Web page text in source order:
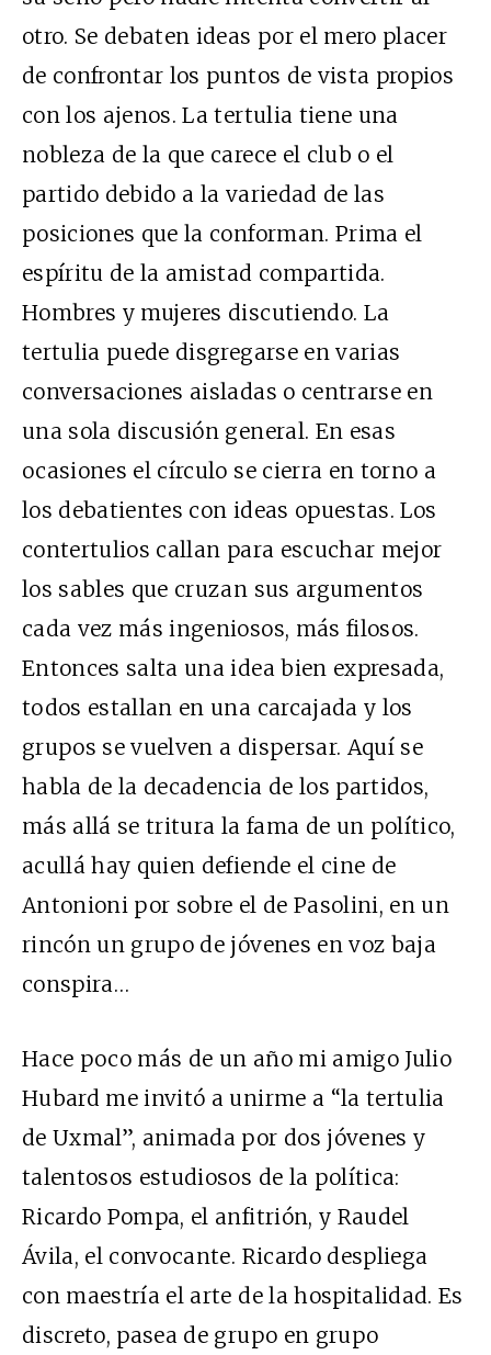
otro. Se debaten ideas por el mero placer
de confrontar los puntos de vista propios
con los ajenos. La tertulia tiene una
nobleza de la que carece el club o el
partido debido a la variedad de las
posiciones que la conforman. Prima el
espíritu de la amistad compartida.
Hombres y mujeres discutiendo. La
tertulia puede disgregarse en varias
conversaciones aisladas o centrarse en
una sola discusión general. En esas
ocasiones el círculo se cierra en torno a
los debatientes con ideas opuestas. Los
contertulios callan para escuchar mejor
los sables que cruzan sus argumentos
cada vez más ingeniosos, más filosos.
Entonces salta una idea bien expresada,
todos estallan en una carcajada y los
grupos se vuelven a dispersar. Aquí se
habla de la decadencia de los partidos,
más allá se tritura la fama de un político,
acullá hay quien defiende el cine de
Antonioni por sobre el de Pasolini, en un
rincón un grupo de jóvenes en voz baja
conspira…
Hace poco más de un año mi amigo Julio
Hubard me invitó a unirme a “la tertulia
de Uxmal”, animada por dos jóvenes y
talentosos estudiosos de la política:
Ricardo Pompa, el anfitrión, y Raudel
Ávila, el convocante. Ricardo despliega
con maestría el arte de la hospitalidad. Es
discreto, pasea de grupo en grupo